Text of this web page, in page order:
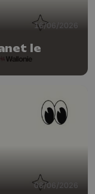
16/06/2026
le
08/06/2026